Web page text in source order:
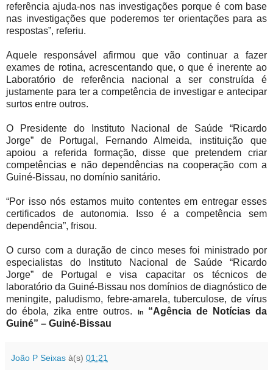
referência ajuda-nos nas investigações porque é com base
nas investigações que poderemos ter orientações para as
respostas”, referiu.
Aquele responsável afirmou que vão continuar a fazer
exames de rotina, acrescentando que, o que é inerente ao
Laboratório de referência nacional a ser construída é
justamente para ter a competência de investigar e antecipar
surtos entre outros.
O Presidente do Instituto Nacional de Saúde “Ricardo
Jorge” de Portugal, Fernando Almeida, instituição que
apoiou a referida formação, disse que pretendem criar
competências e não dependências na cooperação com a
Guiné-Bissau, no domínio sanitário.
“Por isso nós estamos muito contentes em entregar esses
certificados de autonomia. Isso é a competência sem
dependência”, frisou.
O curso com a duração de cinco meses foi ministrado por
especialistas do Instituto Nacional de Saúde “Ricardo
Jorge” de Portugal e visa capacitar os técnicos de
laboratório da Guiné-Bissau nos domínios de diagnóstico de
meningite, paludismo, febre-amarela, tuberculose, de vírus
do ébola, zika entre outros.
In
“Agência de Notícias da
Guiné” – Guiné-Bissau
João P Seixas à(s) 01:21